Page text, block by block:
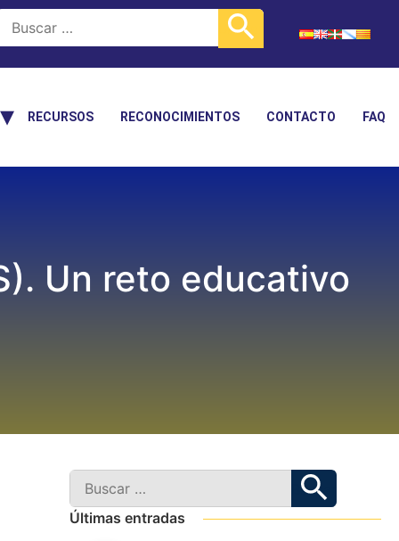
RECURSOS RECONOCIMIENTOS CONTACTO FAQ
Un reto educativo
Últimas entradas